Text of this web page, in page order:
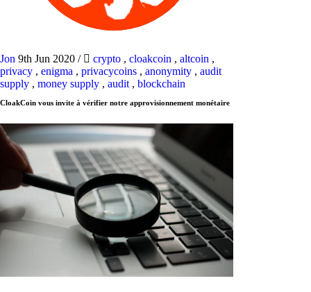
Jon 9th Jun 2020 / crypto , cloakcoin , altcoin ,
privacy , enigma , privacycoins , anonymity , audit
supply , money supply , audit , blockchain
CloakCoin vous invite à vérifier notre approvisionnement monétaire